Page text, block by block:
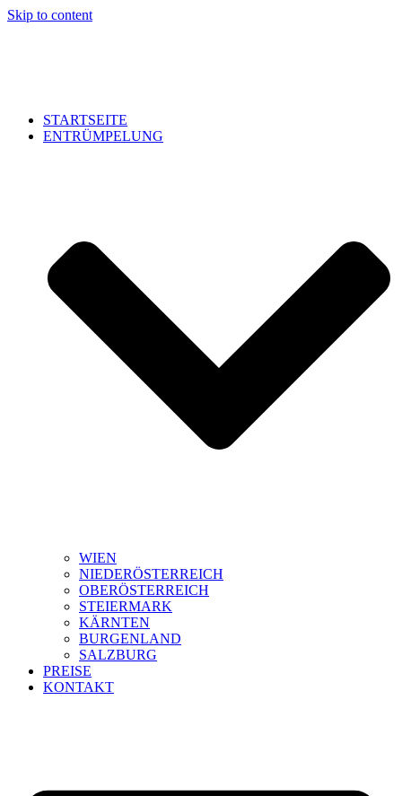
Skip to content
STARTSEITE
ENTRÜMPELUNG
WIEN
NIEDERÖSTERREICH
OBERÖSTERREICH
STEIERMARK
KÄRNTEN
BURGENLAND
SALZBURG
PREISE
KONTAKT